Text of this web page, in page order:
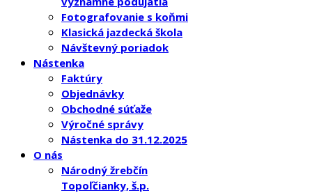
Fotografovanie s koňmi
Klasická jazdecká škola
Návštevný poriadok
Nástenka
Faktúry
Objednávky
Obchodné súťaže
Výročné správy
Nástenka do 31.12.2025
O nás
Národný žrebčín
Topoľčianky, š.p.